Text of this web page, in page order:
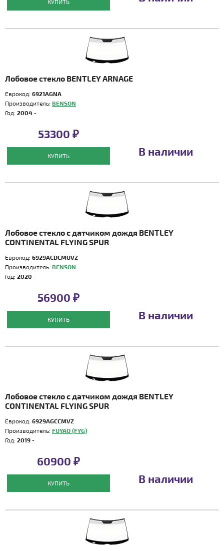
КУПИТЬ
Лобовое стекло BENTLEY ARNAGE
Еврокод: 6921AGNA
Производитель: BENSON
Год: 2004 -
53300 ₽
КУПИТЬ В наличии
Лобовое стекло с датчиком дождя BENTLEY
CONTINENTAL FLYING SPUR
Еврокод: 6929ACDCMUVZ
Производитель: BENSON
Год: 2020 -
56900 ₽
КУПИТЬ В наличии
Лобовое стекло с датчиком дождя BENTLEY
CONTINENTAL FLYING SPUR
Еврокод: 6929AGCCMVZ
Производитель: FUYAO (FYG)
Год: 2019 -
60900 ₽
КУПИТЬ В наличии